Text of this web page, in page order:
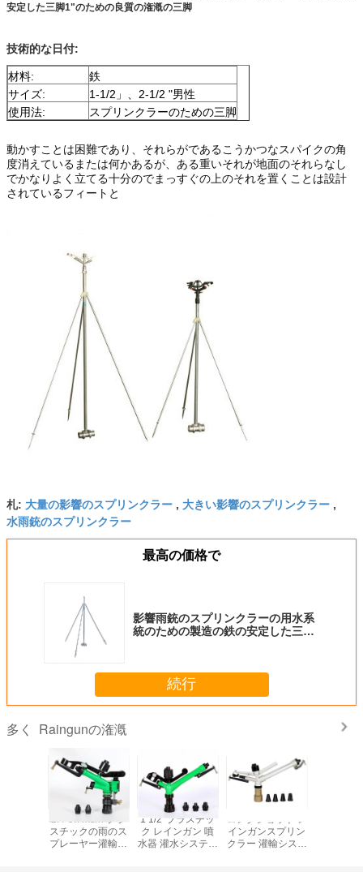
安定した三脚1"のための良質の潅漑の三脚
技術的な日付:
材料:
鉄
サイズ:
1-1/2」、2-1/2 "男性
使用法:
スプリンクラーのための三脚
動かすことは困難であり、それらがであるこうかつなスパイクの角
度消えているまたは何かあるが、ある重いそれが地面のそれらなし
でかなりよく立てる十分のでまっすぐの上のそれを置くことは設計
されているフィートと
札: 大量の影響のスプリンクラー , 大きい影響のスプリンクラー ,
水雨銃のスプリンクラー
最高の価格で
影響雨銃のスプリンクラーの用水系
統のための製造の鉄の安定した三脚
続行
多く Raingunの潅漑
2.4-9.7m3/h プラ
スチックの雨のス
プレーヤー灌輸シ
1 1/2' プラスチッ
ク レインガン 噴
水器 灌水システム
ロングショット レ
インガンスプリン
クラー 灌輸システ